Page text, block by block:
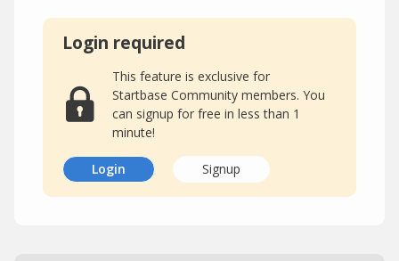
Login required
This feature is exclusive for
Startbase Community members. You
can signup for free in less than 1
minute!
Login Signup